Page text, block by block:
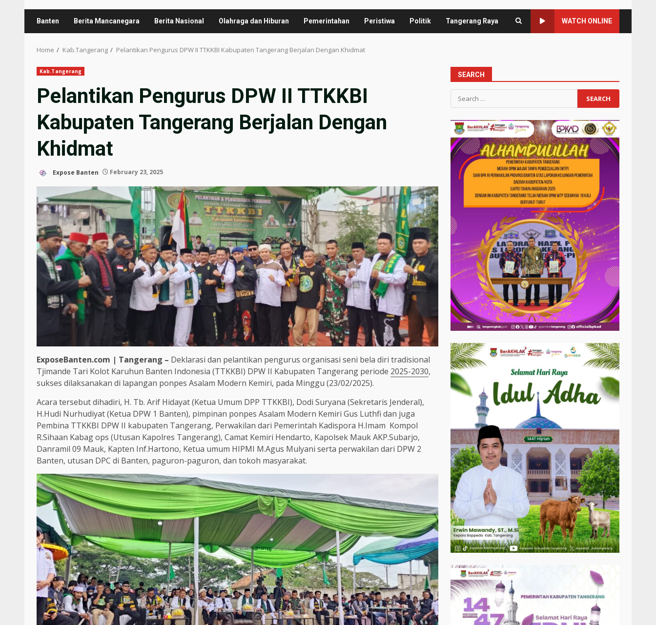
Banten Berita Mancanegara Berita Nasional Olahraga dan Hiburan Pemerintahan Peristiwa Politik Tangerang Raya WATCH ONLINE
Home Kab.Tangerang Pelantikan Pengurus DPW II TTKKBI Kabupaten Tangerang Berjalan Dengan Khidmat
Kab.Tangerang
Pelantikan Pengurus DPW II TTKKBI
Kabupaten Tangerang Berjalan Dengan
Khidmat
Expose Banten February 23, 2025
ExposeBanten.com | Tangerang – Deklarasi dan pelantikan pengurus organisasi seni bela diri tradisional
Tjimande Tari Kolot Karuhun Banten Indonesia (TTKKBI) DPW II Kabupaten Tangerang periode 2025-2030,
sukses dilaksanakan di lapangan ponpes Asalam Modern Kemiri, pada Minggu (23/02/2025).
Acara tersebut dihadiri, H. Tb. Arif Hidayat (Ketua Umum DPP TTKKBI), Dodi Suryana (Sekretaris Jenderal),
H.Hudi Nurhudiyat (Ketua DPW 1 Banten), pimpinan ponpes Asalam Modern Kemiri Gus Luthfi dan juga
Pembina TTKKBI DPW II kabupaten Tangerang, Perwakilan dari Pemerintah Kadispora H.Imam Kompol
R.Sihaan Kabag ops (Utusan Kapolres Tangerang), Camat Kemiri Hendarto, Kapolsek Mauk AKP.Subarjo,
Danramil 09 Mauk, Kapten Inf.Hartono, Ketua umum HIPMI M.Agus Mulyani serta perwakilan dari DPW 2
Banten, utusan DPC di Banten, paguron-paguron, dan tokoh masyarakat.
SEARCH
Search
for: